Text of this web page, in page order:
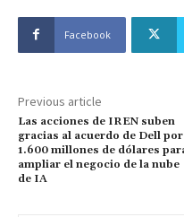
Facebook
Previous article
Las acciones de IREN suben
gracias al acuerdo de Dell por
1.600 millones de dólares
ampliar el negocio de la nube
de IA